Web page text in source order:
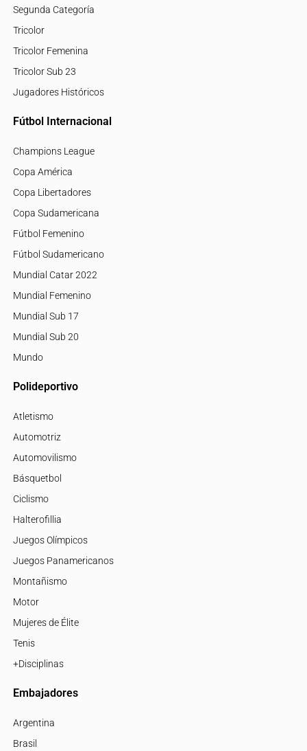
Segunda Categoría
Tricolor
Tricolor Femenina
Tricolor Sub 23
Jugadores Históricos
Fútbol Internacional
Champions League
Copa América
Copa Libertadores
Copa Sudamericana
Fútbol Femenino
Fútbol Sudamericano
Mundial Catar 2022
Mundial Femenino
Mundial Sub 17
Mundial Sub 20
Mundo
Polideportivo
Atletismo
Automotriz
Automovilismo
Básquetbol
Ciclismo
Halterofillia
Juegos Olímpicos
Juegos Panamericanos
Montañismo
Motor
Mujeres de Élite
Tenis
+Disciplinas
Embajadores
Argentina
Brasil